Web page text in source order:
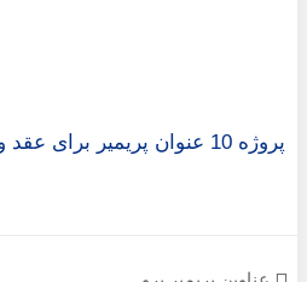
پروژه 10 عنوان پریمیر برای عقد و عروسی